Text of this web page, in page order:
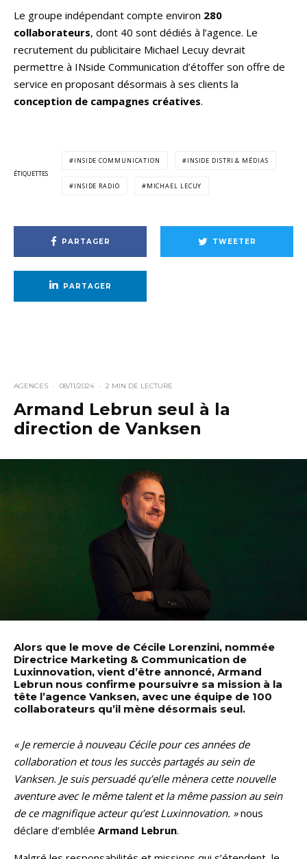
Le groupe indépendant compte environ 280
collaborateurs, dont 40 sont dédiés à l’agence. Le
recrutement du publicitaire Michael Lecuy devrait
permettre à INside Communication d’étoffer son offre de
service en proposant désormais à ses clients la
conception de campagnes créatives.
ÉTIQUETTES
INSIDE COMMUNICATION INSIDE DISTRI & MÉDIAS
INSIDE RADIO MICHAEL LECUY
PARTAGER TWEETER
PARTAGER
AGENCES · 08/11/2024 · 2 MIN DE LECTURE
Armand Lebrun seul à la
direction de Vanksen
Alors que le move de Cécile Lorenzini, nommée
Directrice Marketing & Communication de
Luxinnovation, vient d’être annoncé, Armand
Lebrun nous confirme poursuivre sa mission à la
tête l’agence Vanksen, avec une équipe de 100
collaborateurs qu’il mène désormais seul.
« Je remercie à nouveau Cécile pour ces années de
collaboration et tous les succès partagés au sein de
Vanksen. Je suis persuadé qu’elle mènera cette nouvelle
aventure avec le même talent et la même passion au sein
de ce magnifique acteur qu’est Luxinnovation. »nous
déclare d’emblée Armand Lebrun.